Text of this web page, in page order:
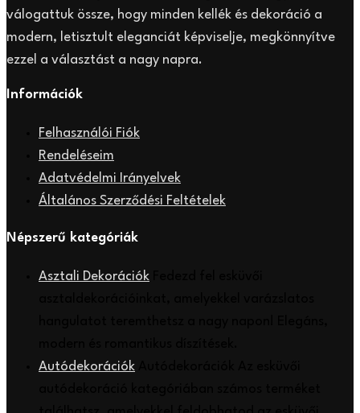
válogattuk össze, hogy minden kellék és dekoráció a
modern, letisztult eleganciát képviselje, megkönnyítve
ezzel a választást a nagy napra.
Információk
Felhasználói Fiók
Rendeléseim
Adatvédelmi Irányelvek
Általános Szerződési Feltételek
Népszerű kategóriák
Asztali Dekorációk
Autódekorációk